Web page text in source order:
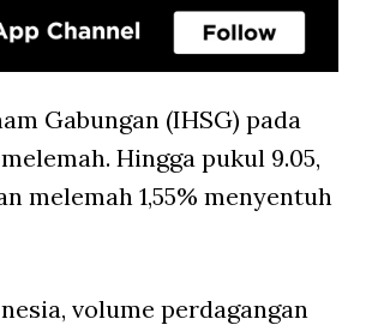
Gabungan (IHSG) pada
Hingga pukul 9.05,
melemah 1,55% menyentuh
volume perdagangan